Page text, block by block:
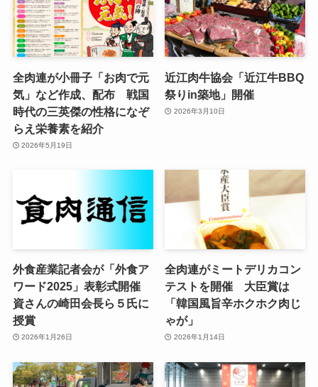
全肉連が小冊子「お肉で元
気」など作成、配布 戦国
時代の三英傑の性格になぞ
らえ栄養素を紹介
2026年5月19日
近江肉牛協会「近江牛BBQ
祭りin築地」開催
2026年3月10日
外食産業記者会が「外食ア
ワード2025」表彰式開催
資さんの崎田会長ら５氏に
授賞
2026年1月26日
全肉連がミートデリカコン
テストを開催 大臣賞は
「韓国風旨辛ホクホク肉じ
ゃが」
2026年1月14日